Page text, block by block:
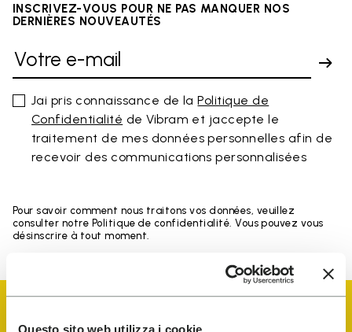
INSCRIVEZ-VOUS POUR NE PAS MANQUER NOS
DERNIÈRES NOUVEAUTÉS
Jai pris connaissance de laPolitique de
Confidentialité de Vibram et jaccepte le
traitement de mes données personnelles afin de
recevoir des communications personnalisées
Pour savoir comment nous traitons vos données, veuillez
consulter notre Politique de confidentialité. Vous pouvez vous
désinscrire à tout moment.